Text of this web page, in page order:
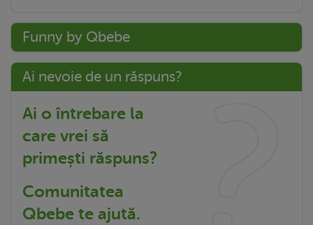
Funny by Qbebe
Ai nevoie de un răspuns?
Ai o întrebare la
care vrei să
primești răspuns?
Comunitatea
Qbebe te ajută.